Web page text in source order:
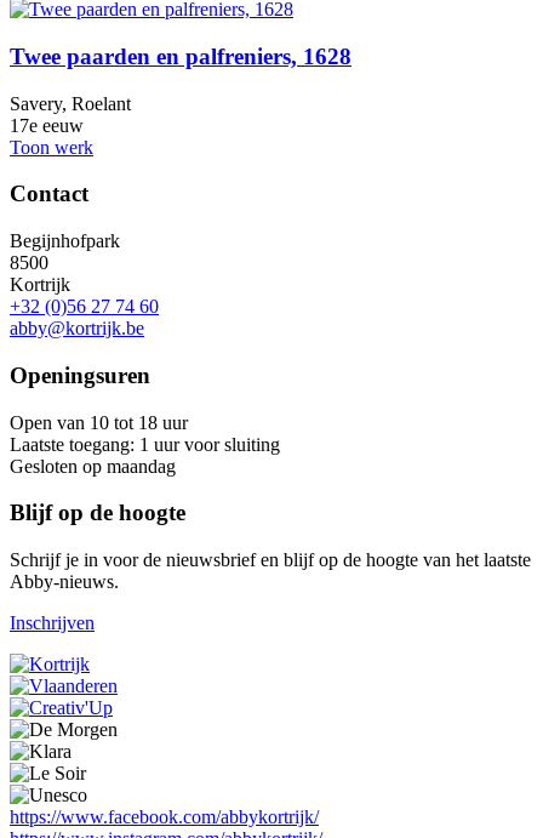
Twee paarden en palfreniers, 1628
Savery, Roelant
17e eeuw
Toon werk
Contact
Begijnhofpark
8500
Kortrijk
+32 (0)56 27 74 60
abby@kortrijk.be
Openingsuren
Open van 10 tot 18 uur
Laatste toegang: 1 uur voor sluiting
Gesloten op maandag
Blijf op de hoogte
Schrijf je in voor de nieuwsbrief en blijf op de hoogte van het laatste
Abby-nieuws.
Inschrijven
https://www.facebook.com/abbykortrijk/